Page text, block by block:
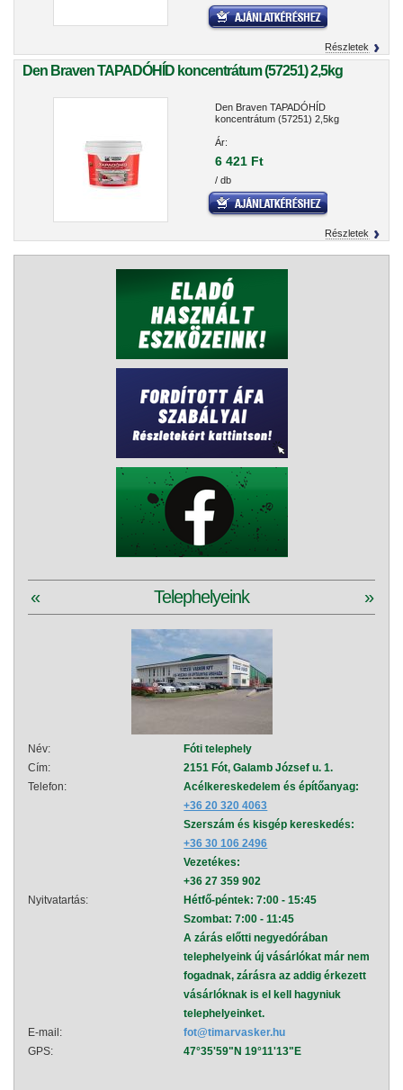
Részletek
Den Braven TAPADÓHÍD koncentrátum (57251) 2,5kg
Den Braven TAPADÓHÍD
koncentrátum (57251) 2,5kg
Ár:
6 421 Ft
/ db
Részletek
Telephelyeink
« »
Név:
Fóti telephely
Cím:
2151 Fót, Galamb József u. 1.
Telefon:
Acélkereskedelem és építőanyag:
+36 20 320 4063
Szerszám és kisgép kereskedés:
+36 30 106 2496
Vezetékes:
+36 27 359 902
Nyitvatartás:
Hétfő-péntek: 7:00 - 15:45
Szombat: 7:00 - 11:45
A zárás előtti negyedórában
telephelyeink új vásárlókat már nem
fogadnak, zárásra az addig érkezett
vásárlóknak is el kell hagyniuk
telephelyeinket.
E-mail:
fot@timarvasker.hu
GPS:
47°35'59"N 19°11'13"E